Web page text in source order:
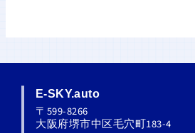
E-SKY.auto
〒599-8266
大阪府堺市中区毛穴町183-4